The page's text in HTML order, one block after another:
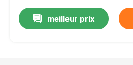
Visite d'usine
meilleur prix